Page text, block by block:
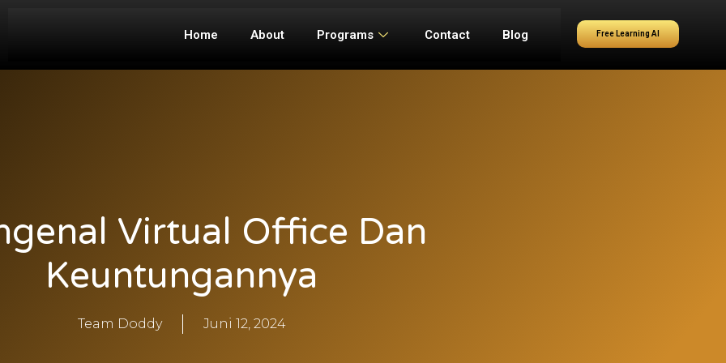
Home About Programs Contact Blog Free Learning AI
Virtual Office Dan
Keuntungannya
Team Doddy Juni 12, 2024